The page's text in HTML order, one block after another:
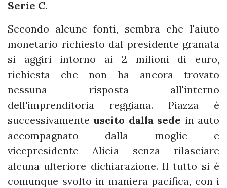
Serie C.
Secondo alcune fonti, sembra che l'aiuto
monetario richiesto dal presidente granata
si aggiri intorno ai 2 milioni di euro,
richiesta che non ha ancora trovato
nessuna risposta all'interno
dell'imprenditoria reggiana. Piazza è
successivamenteuscito dalla sede in auto
accompagnato dalla moglie e
vicepresidente Alicia senza rilasciare
alcuna ulteriore dichiarazione. Il tutto si è
comunque svolto in maniera pacifica, con i